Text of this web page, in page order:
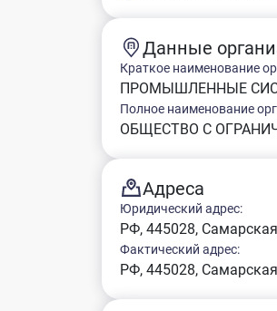
Данные
Краткое наименование
ПРОМЫШЛЕННЫЕ
Полное наименование
ОБЩЕСТВО С
Адреса
Юридический адрес:
РФ, 445028,
Фактический адрес:
РФ, 445028,